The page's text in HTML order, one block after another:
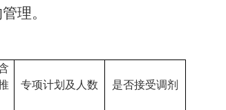
理。
专项计划及人数 是否接受调剂